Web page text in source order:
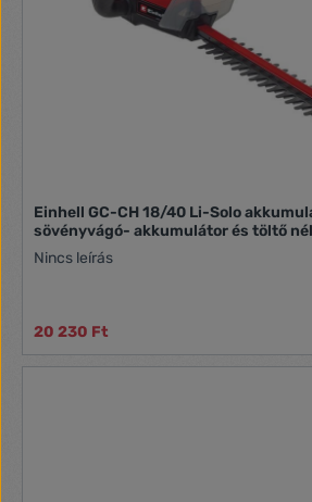
Einhell GC-CH 18/40 Li-Solo
sövényvágó- akkumulátor és töltő
Nincs leírás
20 230 Ft